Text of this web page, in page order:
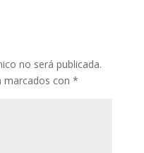
no será publicada.
marcados con *